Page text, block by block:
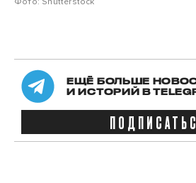
ЕЩЁ БОЛЬШЕ
И ИСТОРИЙ В